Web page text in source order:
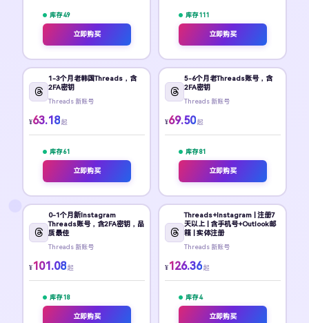
库存 49
立即购买
库存 111
立即购买
1-3个月老韩国Threads，含
2FA密钥
Threads 新账号
¥63.18 起
库存 61
立即购买
5-6个月老Threads账号，含
2FA密钥
Threads 新账号
¥69.50 起
库存 81
立即购买
0-1个月新Instagram
Threads账号，含2FA密钥，品
质最佳
Threads 新账号
¥101.08 起
库存 18
立即购买
Threads+Instagram | 注册7
天以上 | 含手机号+Outlook邮
箱 | 实体注册
Threads 新账号
¥126.36 起
库存 4
立即购买